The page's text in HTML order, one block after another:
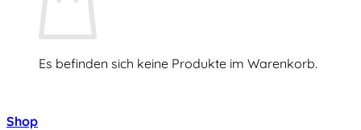
Es befinden sich keine Produkte im Warenkorb.
Shop